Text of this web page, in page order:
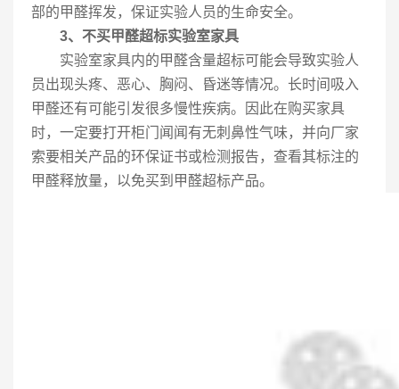
部的甲醛挥发，保证实验人员的生命安全。
3、不买甲醛超标实验室家具
实验室家具内的甲醛含量超标可能会导致实验人
员出现头疼、恶心、胸闷、昏迷等情况。长时间吸入
甲醛还有可能引发很多慢性疾病。因此在购买家具
时，一定要打开柜门闻闻有无刺鼻性气味，并向厂家
索要相关产品的环保证书或检测报告，查看其标注的
甲醛释放量，以免买到甲醛超标产品。